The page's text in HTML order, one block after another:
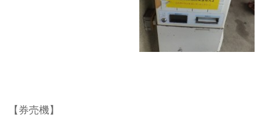
【券売機】